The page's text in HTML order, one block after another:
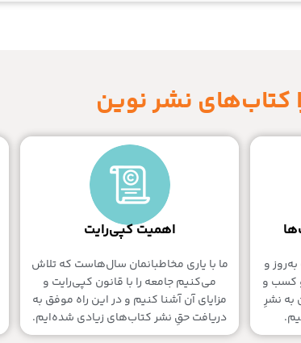
کتاب‌های نشر نوین
و
کسب و
به نشرِ
اهمیت کپی‌رایت
ما با یاری مخاطبانمان سال‌هاست که تلاش
می‌کنیم جامعه را با قانون کپی‌رایت و
مزایای آن آشنا کنیم و در این راه موفق به
دریافت حقِ نشر کتاب‌های زیادی شده‌ایم.